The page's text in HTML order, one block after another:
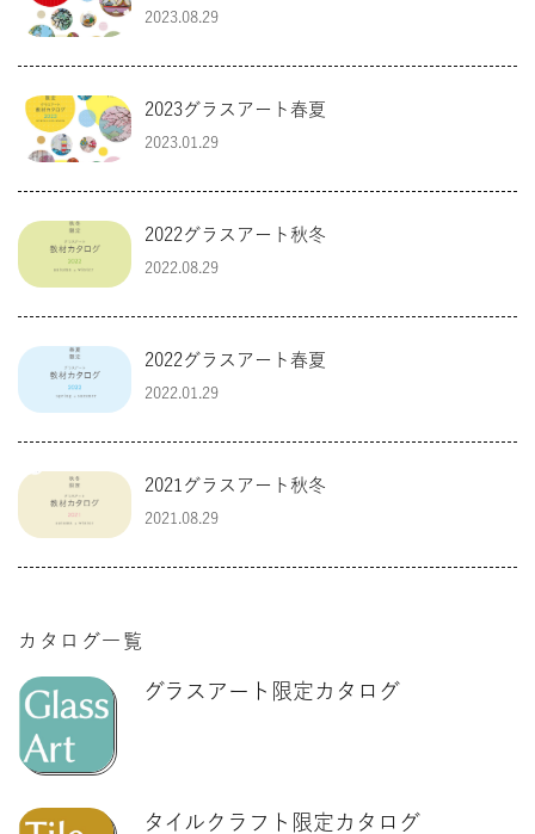
2023.08.29
2023グラスアート春夏
2023.01.29
2022グラスアート秋冬
2022.08.29
2022グラスアート春夏
2022.01.29
2021グラスアート秋冬
2021.08.29
カタログ一覧
グラスアート限定カタログ
タイルクラフト限定カタログ